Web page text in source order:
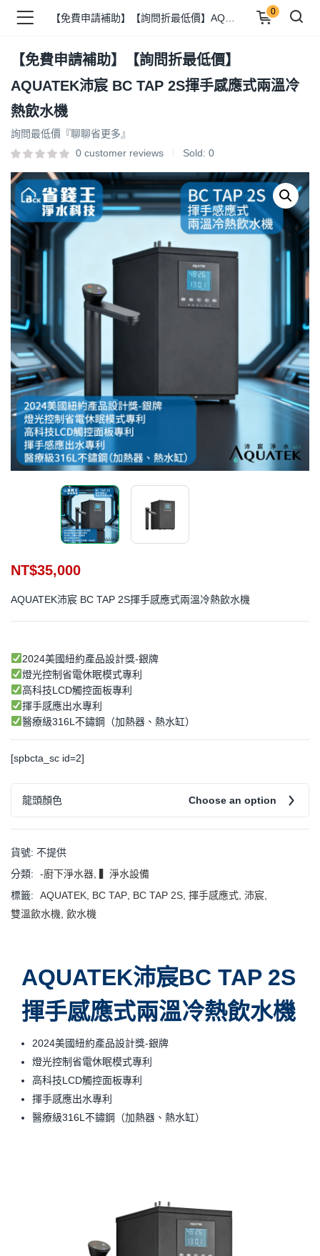
)
)
)
王 )
0
【免費申請補助】【詢問折最低價】
AQUATEK沛宸 BC TAP 2S揮手感應式兩溫冷
熱飲水機
詢問最低價『聊聊省更多』
0 customer reviews Sold: 0
NT$35,000
AQUATEK沛宸 BC TAP 2S揮手感應式兩溫冷熱飲水機
2024美國紐約產品設計獎-銀牌
燈光控制省電休眠模式專利
高科技LCD觸控面板專利
揮手感應出水專利
醫療級316L不鏽鋼（加熱器、熱水缸）
[spbcta_sc id=2]
龍頭顏色 Choose an option
貨號: 不提供
分類:
-廚下淨水器
▍淨水設備
標籤:
AQUATEK BC TAP BC TAP 2S 揮手感應式 沛宸
雙溫飲水機 飲水機
AQUATEK沛宸BC TAP 2S
揮手感應式兩溫冷熱飲水機
2024美國紐約產品設計獎-銀牌
燈光控制省電休眠模式專利
高科技LCD觸控面板專利
揮手感應出水專利
醫療級316L不鏽鋼（加熱器、熱水缸）